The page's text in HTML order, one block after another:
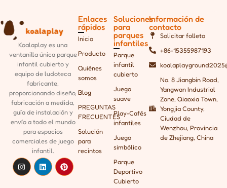
Koalaplay es una
ventanilla única parque
infantil cubierto y
equipo de ludoteca
fabricante,
proporcionandodiseño,
fabricación a medida,
guía de instalación y
envío a todo el mundo
para espacios
comerciales de juego
infantil.
Enlaces
rápidos
Inicio
Producto
Quiénes
somos
Blog
PREGUNTAS
FRECUENTES
Solución
para
recintos
Soluciones
para
parques
infantiles
Parque
infantil
cubierto
Juego
suave
Play-Cafés
infantiles
Juego
simbólico
Parque
Deportivo
Cubierto
Información de
contacto
Solicitar folleto
+86-15355987193
No. 8 Jiangbin Road,
Yangwan Industrial
Zone, Qiaoxia Town,
Yongjia County,
Ciudad de
Wenzhou, Provincia
de Zhejiang, China